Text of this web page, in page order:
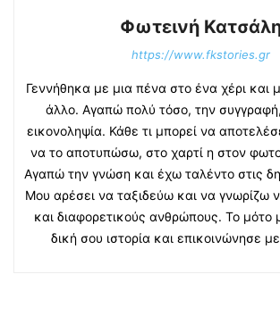
Φωτεινή
https://www.fkstories.gr
Γεννήθηκα με μια πένα στο ένα χέρι και
άλλο. Αγαπώ πολύ τόσο, την
εικονοληψία. Κάθε τι μπορεί να
να το αποτυπώσω, στο χαρτί η στον
Αγαπώ την γνώση και έχω ταλέντο στις
Μου αρέσει να ταξιδεύω και να γνωρίζω
και διαφορετικούς ανθρώπους. Το μότο
δική σου ιστορία και επικοινώνησε